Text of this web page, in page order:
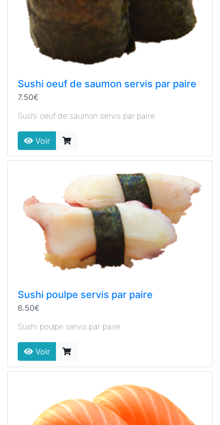
Sushi oeuf de saumon servis par paire
7.50€
Sushi oeuf de saumon servis par paire
Voir
Sushi poulpe servis par paire
6.50€
Sushi poulpe servis par paire
Voir